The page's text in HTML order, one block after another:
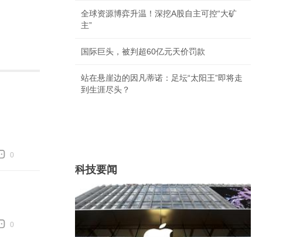
0
0
全球资源博弈升温！深挖A股自主可控“大矿
主”
国际巨头，被判超60亿元天价罚款
站在悬崖边的因凡蒂诺：足坛“太阳王”即将走
到生涯尽头？
科技要闻